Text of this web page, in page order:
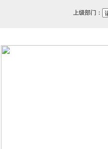
上级部门：